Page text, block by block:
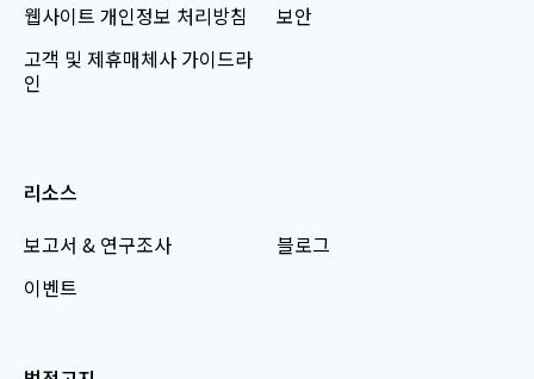
웹사이트 개인정보 처리방침
고객 및 제휴매체사 가이드라
인
보안
리소스
보고서 & 연구조사
이벤트
블로그